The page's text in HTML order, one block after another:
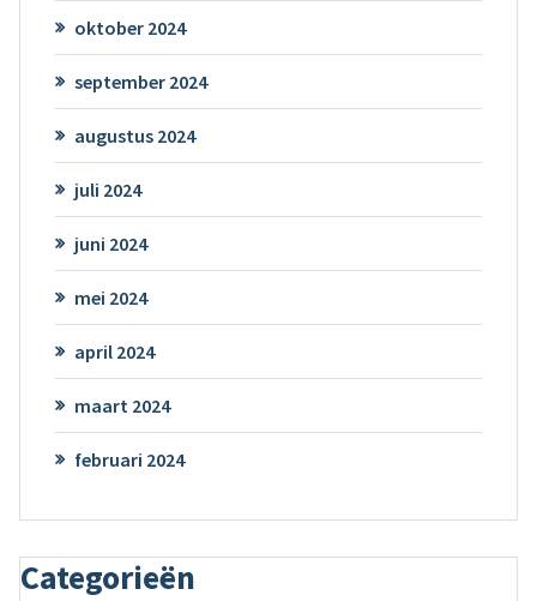
oktober 2024
september 2024
augustus 2024
juli 2024
juni 2024
mei 2024
april 2024
maart 2024
februari 2024
Categorieën